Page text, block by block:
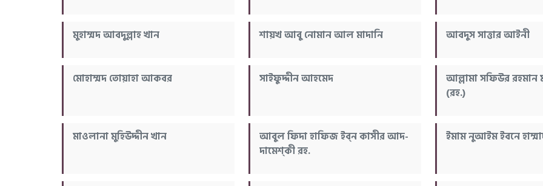
মুহাম্মদ আবদুল্লাহ খান শায়খ আবু নোমান আল মাদানি আবদুস সাত্তার আইনী
মোহাম্মদ তোয়াহা আকবর সাইফুদ্দীন আহমেদ
আল্লামা সফিউর রহমান
(রহ.)
মাওলানা মুহিউদ্দীন খান
আবুল ফিদা হাফিজ ইব্‌ন কাসীর আদ-
দামেশ্‌কী রহ.
ইমাম নুআইম ইবনে